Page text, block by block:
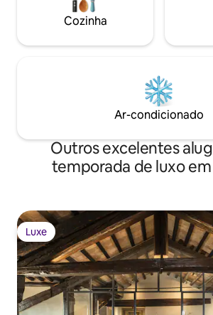
tax (euro 4 per adult per night)
Cozinha
Ar-condicionado
Outros excelentes
temporada de luxo em
Luxe
Luxe